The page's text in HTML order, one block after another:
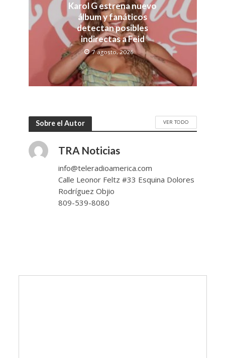
Karol G estrena nuevo
álbum y fanáticos
detectan posibles
indirectas a Feid
7 agosto, 2026
Sobre el Autor VER TODO
TRA Noticias
info@teleradioamerica.com
Calle Leonor Feltz #33 Esquina Dolores
Rodríguez Objio
809-539-8080